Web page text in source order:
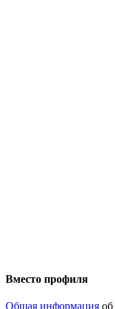
Вместо профиля
Общая информация об